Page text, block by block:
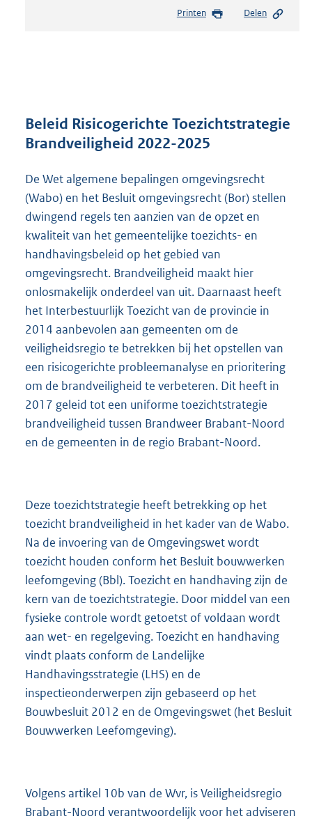
s
r
o
t
e
:
1
,
7
M
b
Printen Delen
Beleid Risicogerichte Toezichtstrategie
Brandveiligheid 2022-2025
De Wet algemene bepalingen omgevingsrecht
(Wabo) en het Besluit omgevingsrecht (Bor) stellen
dwingend regels ten aanzien van de opzet en
kwaliteit van het gemeentelijke toezichts- en
handhavingsbeleid op het gebied van
omgevingsrecht. Brandveiligheid maakt hier
onlosmakelijk onderdeel van uit. Daarnaast heeft
het Interbestuurlijk Toezicht van de provincie in
2014 aanbevolen aan gemeenten om de
veiligheidsregio te betrekken bij het opstellen van
een risicogerichte probleemanalyse en prioritering
om de brandveiligheid te verbeteren. Dit heeft in
2017 geleid tot een uniforme toezichtstrategie
brandveiligheid tussen Brandweer Brabant-Noord
en de gemeenten in de regio Brabant-Noord.
Deze toezichtstrategie heeft betrekking op het
toezicht brandveiligheid in het kader van de Wabo.
Na de invoering van de Omgevingswet wordt
toezicht houden conform het Besluit bouwwerken
leefomgeving (Bbl). Toezicht en handhaving zijn de
kern van de toezichtstrategie. Door middel van een
fysieke controle wordt getoetst of voldaan wordt
aan wet- en regelgeving. Toezicht en handhaving
vindt plaats conform de Landelijke
Handhavingsstrategie (LHS) en de
inspectieonderwerpen zijn gebaseerd op het
Bouwbesluit 2012 en de Omgevingswet (het Besluit
Bouwwerken Leefomgeving).
Volgens artikel 10b van de Wvr, is Veiligheidsregio
Brabant-Noord verantwoordelijk voor het adviseren